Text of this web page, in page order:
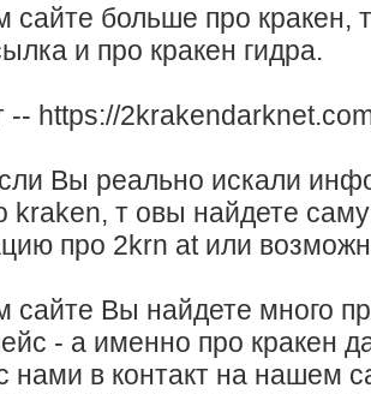
сайте больше про кракен,
и про кракен гидра.
-- https://
Вы реально искали
kraken, т овы найдете
про 2krn at или
Вы найдете много
- а именно про кракен
нами в контакт на нашем